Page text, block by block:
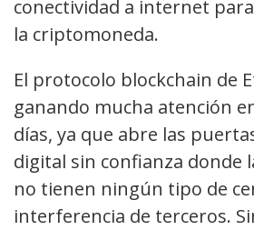
conectividad a internet
la criptomoneda.
El protocolo blockchain de
ganando mucha atención
días, ya que abre las
digital sin confianza donde
no tienen ningún tipo de
interferencia de terceros.